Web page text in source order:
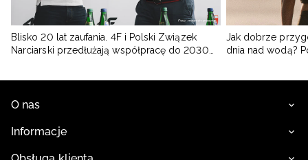
Blisko 20 lat zaufania. 4F i Polski Związek
Narciarski przedłużają współpracę do 2030
Jak dobrze
dnia nad wodą?
O nas
Informacje